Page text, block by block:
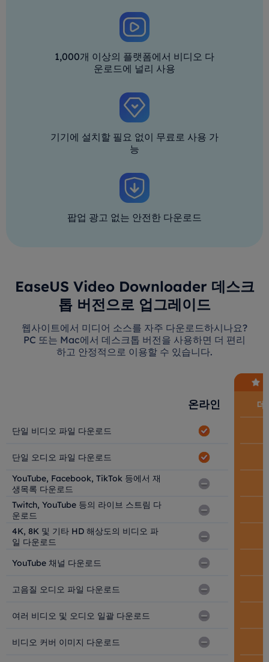
1,000개 이상의 플랫폼에서 비디오 다
운로드에 널리 사용
기기에 설치할 필요 없이 무료로 사용 가
능
팝업 광고 없는 안전한 다운로드
EaseUS Video Downloader 데스크
톱 버전으로 업그레이드
웹사이트에서 미디어 소스를 자주 다운로드하시나요?
PC 또는 Mac에서 데스크톱 버전을 사용하면 더 편리
하고 안정적으로 이용할 수 있습니다.
온라인
단일 비디오 파일 다운로드
단일 오디오 파일 다운로드
YouTube, Facebook, TikTok 등에서 재
생목록 다운로드
Twitch, YouTube 등의 라이브 스트림 다
운로드
4K, 8K 및 기타 HD 해상도의 비디오 파
일 다운로드
YouTube 채널 다운로드
고음질 오디오 파일 다운로드
여러 비디오 및 오디오 일괄 다운로드
비디오 커버 이미지 다운로드